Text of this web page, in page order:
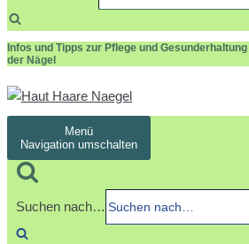
Infos und Tipps zur Pflege und
der Nägel
Menü
Navigation umschalten
Suchen nach…